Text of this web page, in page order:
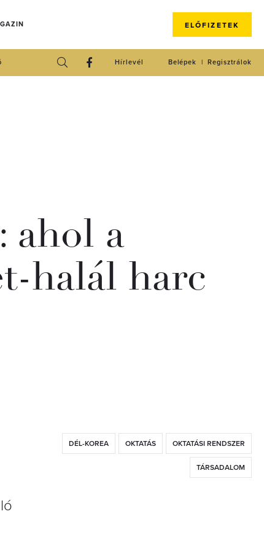
ELŐFIZETEK
Regisztrálok
Belépek
Hírlevél
ahol a
halál harc
DÉL-KOREA OKTATÁS OKTATÁSI RENDSZER
TÁRSADALOM